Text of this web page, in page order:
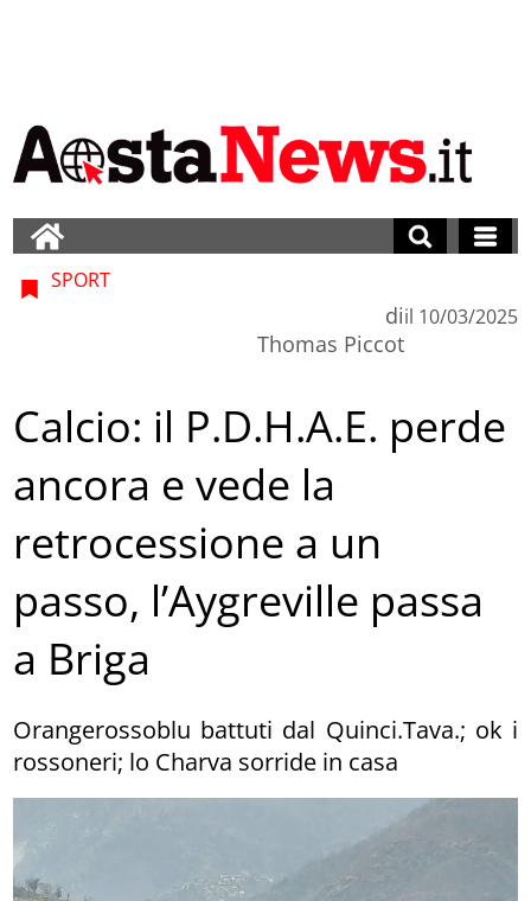
SPORT
di
Thomas Piccot
il 10/03/2025
Calcio: il P.D.H.A.E. perde
ancora e vede la
retrocessione a un
passo, l’Aygreville passa
a Briga
Orangerossoblu battuti dal Quinci.Tava.; ok i
rossoneri; lo Charva sorride in casa